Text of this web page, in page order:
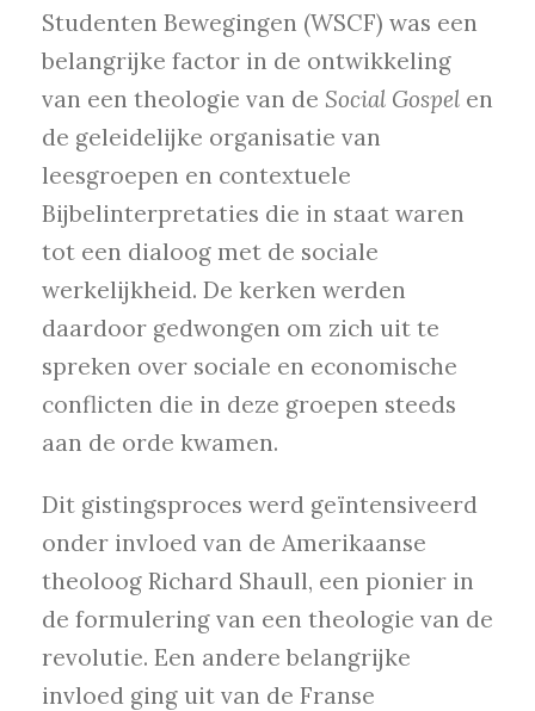
Studenten Bewegingen (WSCF) was een
belangrijke factor in de ontwikkeling
van een theologie van de Social Gospel en
de geleidelijke organisatie van
leesgroepen en contextuele
Bijbelinterpretaties die in staat waren
tot een dialoog met de sociale
werkelijkheid. De kerken werden
daardoor gedwongen om zich uit te
spreken over sociale en economische
conflicten die in deze groepen steeds
aan de orde kwamen.
Dit gistingsproces werd geïntensiveerd
onder invloed van de Amerikaanse
theoloog Richard Shaull, een pionier in
de formulering van een theologie van de
revolutie. Een andere belangrijke
invloed ging uit van de Franse